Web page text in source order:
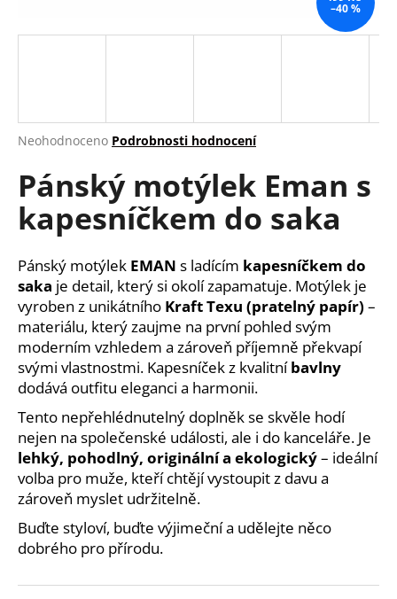
Průměrné
produktu
je
0,0
hvězdiček.
Neohodnoceno Podrobnosti hodnocení
Pánský motýlek Eman s
kapesníčkem do saka
Pánský motýlek EMAN s ladícím kapesníčkem do
saka je detail, který si okolí zapamatuje. Motýlek je
vyroben z unikátního Kraft Texu (pratelný papír) –
materiálu, který zaujme na první pohled svým
moderním vzhledem a zároveň příjemně překvapí
svými vlastnostmi. Kapesníček z kvalitníbavlny
dodává outfitu eleganci a harmonii.
Tento nepřehlédnutelný doplněk se skvěle hodí
nejen na společenské události, ale i do kanceláře. Je
lehký, pohodlný, originální a ekologický– ideální
volba pro muže, kteří chtějí vystoupit z davu a
zároveň myslet udržitelně.
Buďte styloví, buďte výjimeční a udělejte něco
dobrého pro přírodu.
–40 %
j
?
HLEDAT
D
o
p
o
r
u
č
u
j
e
m
e
PRACÍ